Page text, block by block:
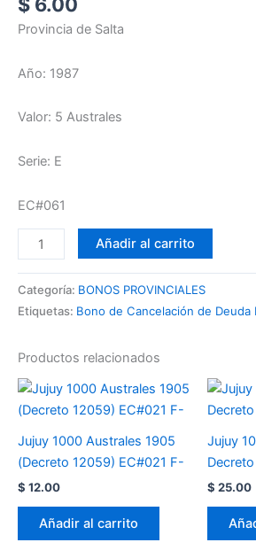
Provincia de Salta
Año: 1987
Valor: 5 Australes
Serie: E
EC#061
Añadir al carrito
Categoría: BONOS PROVINCIALES
Etiquetas: Bono de Cancelación de Deuda
Productos relacionados
Jujuy 1000 Australes 1905
(Decreto 12059) EC#021 F-
$ 12.00
Añadir al carrito
Jujuy
$ 25.00